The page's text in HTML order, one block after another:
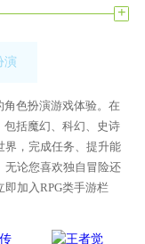
以驯服它。
玩家仿佛身临其
+
演
角色扮演游戏体验。在
包括魔幻、科幻、史诗
界，完成任务、提升能
无论您喜欢独自冒险还
加入RPG类手游栏